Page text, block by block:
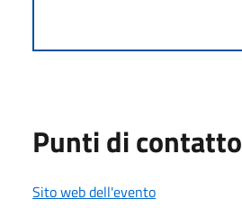
Punti di contatto
Sito web dell'evento